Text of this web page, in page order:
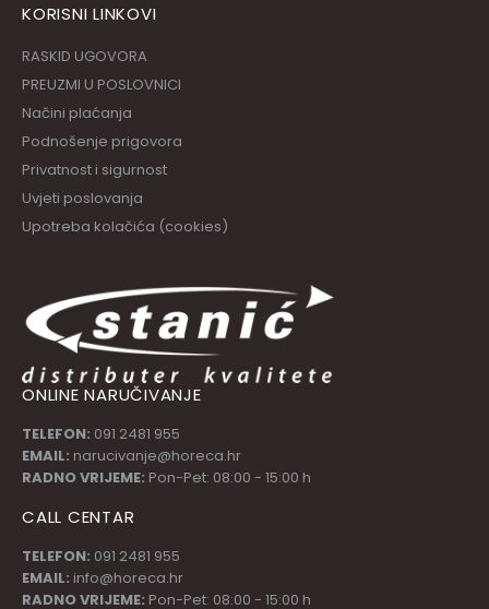
KORISNI LINKOVI
RASKID UGOVORA
PREUZMI U POSLOVNICI
Načini plaćanja
Podnošenje prigovora
Privatnost i sigurnost
Uvjeti poslovanja
Upotreba kolačića (cookies)
ONLINE NARUČIVANJE
TELEFON: 091 2481 955
EMAIL: narucivanje@horeca.hr
RADNO VRIJEME: Pon-Pet: 08:00 - 15:00 h
CALL CENTAR
TELEFON: 091 2481 955
EMAIL: info@horeca.hr
RADNO VRIJEME: Pon-Pet: 08:00 - 15:00 h